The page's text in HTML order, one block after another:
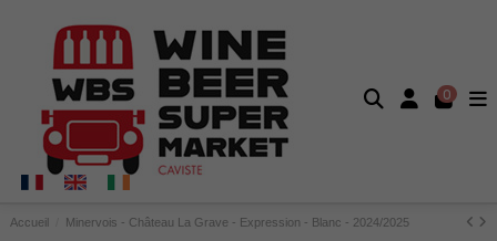
0
Accueil Minervois - Château La Grave - Expression - Blanc - 2024/2025